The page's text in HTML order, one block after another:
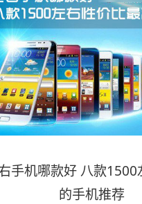
手机哪款好 八款1500
的手机推荐